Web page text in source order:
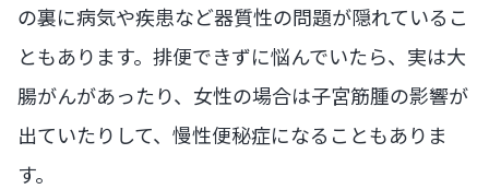
の裏に病気や疾患など器質性の問題が隠れているこ
ともあります。排便できずに悩んでいたら、実は大
腸がんがあったり、女性の場合は子宮筋腫の影響が
出ていたりして、慢性便秘症になることもありま
す。